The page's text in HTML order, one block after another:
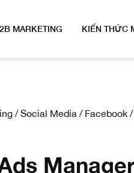
MARKETING KIẾN THỨC
/Social Media / Facebook /